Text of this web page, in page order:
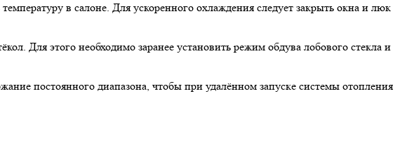
в салоне. Для ускоренного охлаждения следует закрыть окна и люк
Для этого необходимо заранее установить режим обдува лобового стекла и
постоянного диапазона, чтобы при удалённом запуске системы отопления